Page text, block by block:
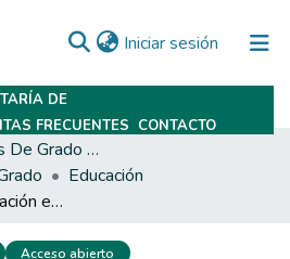
Iniciar sesión (current)
DE
FRECUENTES CONTACTO
Trabajos Finales De Grado Y Posgrado
Educación
Proceso de ambientación en el Instituto Santa Ana, Córdoba, Argentina
Acceso abierto